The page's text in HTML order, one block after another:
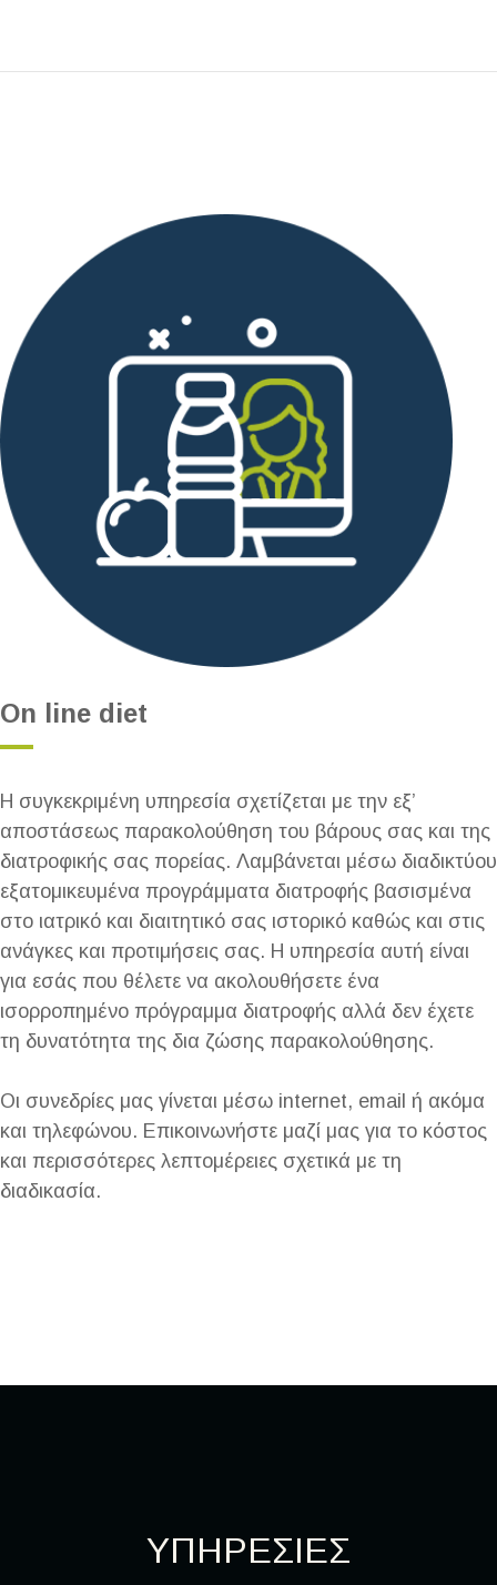
Οn line diet
Η συγκεκριμένη υπηρεσία σχετίζεται με την εξ’
αποστάσεως παρακολούθηση του βάρους σας και της
διατροφικής σας πορείας. Λαμβάνεται μέσω διαδικτύου
εξατομικευμένα προγράμματα διατροφής βασισμένα
στο ιατρικό και διαιτητικό σας ιστορικό καθώς και στις
ανάγκες και προτιμήσεις σας. Η υπηρεσία αυτή είναι
για εσάς που θέλετε να ακολουθήσετε ένα
ισορροπημένο πρόγραμμα διατροφής αλλά δεν έχετε
τη δυνατότητα της δια ζώσης παρακολούθησης.
Οι συνεδρίες μας γίνεται μέσω internet, email ή ακόμα
και τηλεφώνου. Επικοινωνήστε μαζί μας για το κόστος
και περισσότερες λεπτομέρειες σχετικά με τη
διαδικασία.
ΥΠΗΡΕΣΙΕΣ